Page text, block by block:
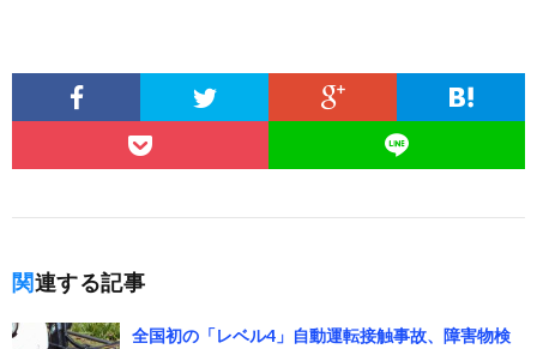
関連する記事
全国初の「レベル4」自動運転接触事故、障害物検